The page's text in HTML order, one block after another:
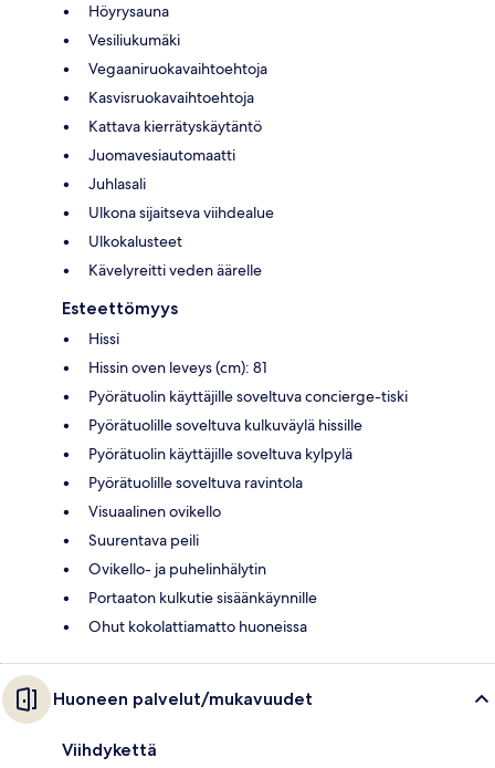
Höyrysauna
Vesiliukumäki
Vegaaniruokavaihtoehtoja
Kasvisruokavaihtoehtoja
Kattava kierrätyskäytäntö
Juomavesiautomaatti
Juhlasali
Ulkona sijaitseva viihdealue
Ulkokalusteet
Kävelyreitti veden äärelle
Esteettömyys
Hissi
Hissin oven leveys (cm): 81
Pyörätuolin käyttäjille soveltuva concierge-tiski
Pyörätuolille soveltuva kulkuväylä hissille
Pyörätuolin käyttäjille soveltuva kylpylä
Pyörätuolille soveltuva ravintola
Visuaalinen ovikello
Suurentava peili
Ovikello- ja puhelinhälytin
Portaaton kulkutie sisäänkäynnille
Ohut kokolattiamatto huoneissa
Huoneen palvelut/mukavuudet
Viihdykettä